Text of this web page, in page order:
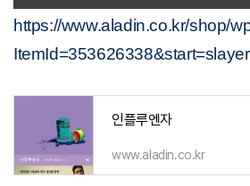
https://www.aladin.co.kr/shop/
ItemId=353626338&start=slayer
인플루엔자
www.aladin.co.kr